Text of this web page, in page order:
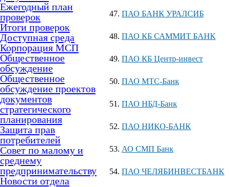
Ежегодный план
проверок
Итоги проверок
Доступная среда
Корпорация МСП
Общественное
обсуждение
Общественное
обсуждение проектов
документов
стратегического
планирования
Защита прав
потребителей
Совет по малому и
среднему
предпринимательству
Новости отдела
ПАО БАНК УРАЛСИБ
ПАО КБ САММИТ БАНК
ПАО КБ Центр-инвест
ПАО МТС-Банк
ПАО НБД-Банк
ПАО НИКО-БАНК
АО СМП Банк
ПАО ЧЕЛЯБИНВЕСТБАНК